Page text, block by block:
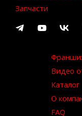
Запчасти
Видео
Каталог
О
FAQ